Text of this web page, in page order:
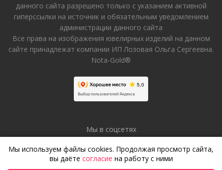
данного сайта разрешено только с указанием активной
гиперссылки на источник и обязательным уведомлением
администрации данного сайта
Все права на изображения ювелирных изделий на данном
сайте принадлежат компании ИП Лозовая Ольга Сергеевна.
Nota-Gold®
Мы в соцсетях
Мы используем файлы cookies. Продолжая просмотр сайта,
вы даёте согласие на работу с ними